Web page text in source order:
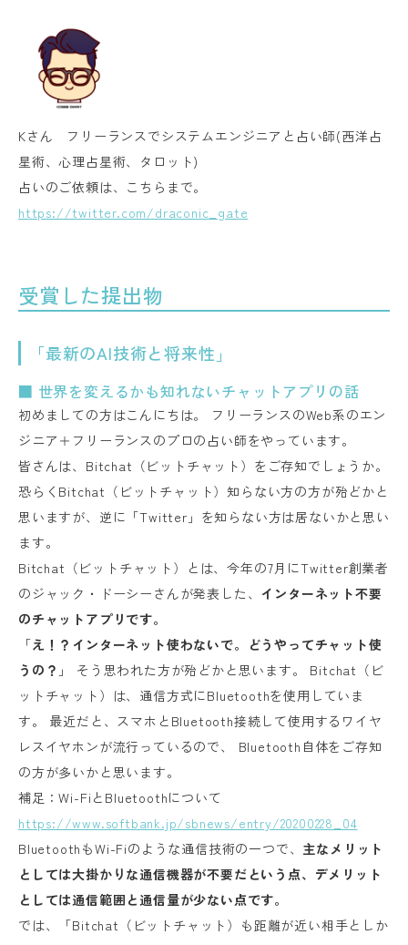
Kさん フリーランスでシステムエンジニアと占い師(西洋占
星術、心理占星術、タロット)
占いのご依頼は、こちらまで。
https://twitter.com/draconic_gate
受賞した提出物
「最新のAI技術と将来性」
■ 世界を変えるかも知れないチャットアプリの話
初めましての方はこんにちは。 フリーランスのWeb系のエン
ジニア＋フリーランスのプロの占い師をやっています。
皆さんは、Bitchat（ビットチャット）をご存知でしょうか。
恐らくBitchat（ビットチャット）知らない方の方が殆どかと
思いますが、逆に「Twitter」を知らない方は居ないかと思い
ます。
Bitchat（ビットチャット）とは、今年の7月にTwitter創業者
のジャック・ドーシーさんが発表した、 インターネット不要
のチャットアプリです。
「え！？インターネット使わないで。どうやってチャット使
うの？ 」 そう思われた方が殆どかと思います。 Bitchat（ビ
ットチャット）は、通信方式にBluetoothを使用していま
す。 最近だと、スマホとBluetooth接続して使用するワイヤ
レスイヤホンが流行っているので、 Bluetooth自体をご存知
の方が多いかと思います。
補足：Wi-FiとBluetoothについて
https://www.softbank.jp/sbnews/entry/20200228_04
BluetoothもWi-Fiのような通信技術の一つで、 主なメリット
としては大掛かりな通信機器が不要だという点、デメリット
としては通信範囲と通信量が少ない点です。
では、「Bitchat（ビットチャット）も距離が近い相手としか